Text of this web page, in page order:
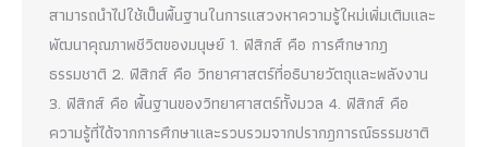
สามารถนำไปใช้เป็นพื้นฐานในการแสวงหาความรู้ใหม่เพิ่มเติมและ
พัฒนาคุณภาพชีวิตของมนุษย์ 1. ฟิสิกส์ คือ การศึกษากฎ
ธรรมชาติ 2. ฟิสิกส์ คือ วิทยาศาสตร์ที่อธิบายวัตถุและพลังงาน
3. ฟิสิกส์ คือ พื้นฐานของวิทยาศาสตร์ทั้งมวล 4. ฟิสิกส์ คือ
ความรู้ที่ได้จากการศึกษาและรวบรวมจากปรากฎการณ์ธรรมชาติ